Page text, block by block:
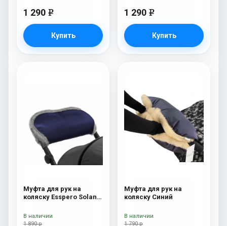
1 290 e
Купить
1 290 e
Купить
Муфта для рук на
коляску Esspero Solana
Deep Ocean
1 890 р
В наличии
Муфта для рук на
коляску Синий
1 790 р
В наличии